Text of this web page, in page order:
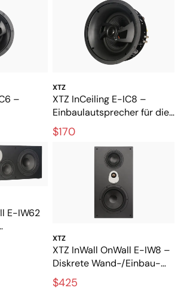
–
mit
XTZ
XTZ InCeiling E-IC8 –
Einbaulautsprecher für die
Decke mit kraftvollem Bass
$170
E-IW62
Wand
XTZ
XTZ InWall OnWall E-IW8 –
Diskrete Wand-/Einbau-
Lautsprecher mit großem
Klang
$425